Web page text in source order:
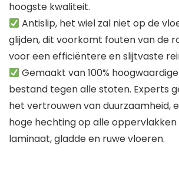
hoogste kwaliteit.
Antislip, het wiel zal niet op de
glijden, dit voorkomt fouten van de
voor een efficiëntere en slijtvaste
Gemaakt van 100%
bestand tegen alle stoten. Experts
het vertrouwen van duurzaamheid,
hoge hechting op alle
laminaat, gladde en ruwe vloeren.